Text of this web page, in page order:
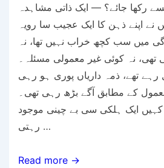
رکھا جائے؟ — ایک ذاتی مشاہدہ
اپنے ذہن کا ایک عجیب سا رویہ
میں سب کچھ خراب نہیں تھا، نہ
تھی، نہ کوئی غیر معمولی مسئلہ۔
تھے، ذمہ داریاں پوری ہو رہی
کے مطابق آگے بڑھ رہی تھی۔
کہیں ایک ہلکی سی بے چینی موجود
رہتی …
ذہن
Read more →